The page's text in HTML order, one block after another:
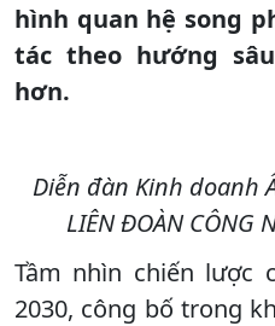
hình quan hệ song
tác theo hướng
hơn.
Diễn đàn Kinh doanh
LIÊN ĐOÀN CÔNG
Tầm nhìn chiến lược
2030, công bố trong